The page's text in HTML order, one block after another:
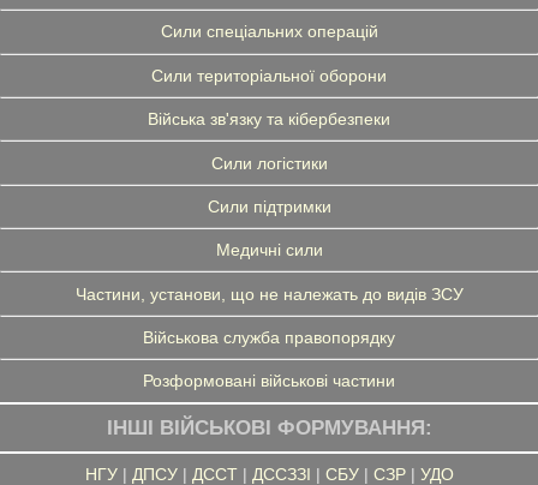
Сили спеціальних операцій
Сили територіальної оборони
Війська зв'язку та кібербезпеки
Сили логістики
Сили підтримки
Медичні сили
Частини, установи, що не належать до видів ЗСУ
Військова служба правопорядку
Розформовані військові частини
ІНШІ ВІЙСЬКОВІ ФОРМУВАННЯ:
НГУ| ДПСУ| ДССТ| ДССЗЗІ | СБУ| СЗР| УДО